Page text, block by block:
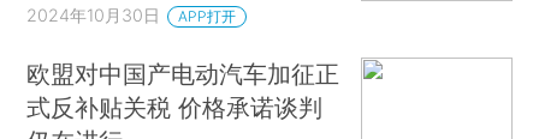
2024年10月30日 APP打开
欧盟对中国产电动汽车加征正
式反补贴关税 价格承诺谈判